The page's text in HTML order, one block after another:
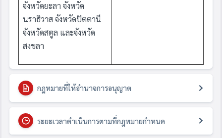
จังหวัดยะลา จังหวัด
นราธิวาส จังหวัดปัตตานี
จังหวัดสตูล และจังหวัด
สงขลา
กฎหมายที่ให้อำนาจการอนุญาต
ระยะเวลาดำเนินการตามที่กฎหมายกำหนด